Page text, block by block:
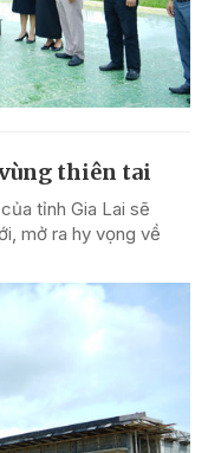
thiên tai
tỉnh Gia Lai sẽ
mở ra hy vọng về